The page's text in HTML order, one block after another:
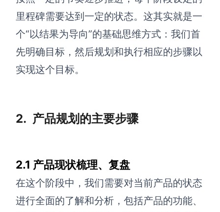
AI生成4P营销理论模型 AI生成简历
模板社区
私有化部署
客户案例
用boardmix提升团队协作效率
里程碑需要达到一定的状态。这其实就是一
个“以结果为导向”的基础思维方式：我们首
先明确目标，然后规划和执行相应的步骤以
实现这个目标。
2. 产品规划的主要步骤
2.1 产品现状梳理、复盘
在这个阶段中，我们需要对当前产品的状态
进行全面的了解和分析，包括产品的功能、